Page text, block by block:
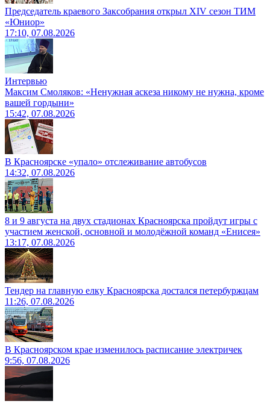
Председатель краевого Заксобрания открыл XIV сезон ТИМ
«Юниор»
17:10, 07.08.2026
Интервью
Максим Смоляков: «Ненужная аскеза никому не нужна, кроме
вашей гордыни»
15:42, 07.08.2026
В Красноярске «упало» отслеживание автобусов
14:32, 07.08.2026
8 и 9 августа на двух стадионах Красноярска пройдут игры с
участием женской, основной и молодёжной команд «Енисея»
13:17, 07.08.2026
Тендер на главную елку Красноярска достался петербуржцам
11:26, 07.08.2026
В Красноярском крае изменилось расписание электричек
9:56, 07.08.2026